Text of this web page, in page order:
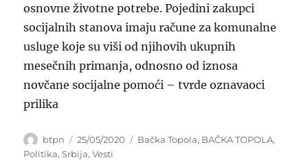
osnovne životne potrebe. Pojedini zakupci
socijalnih stanova imaju račune za komunalne
usluge koje su viši od njihovih ukupnih
mesečnih primanja, odnosno od iznosa
novčane socijalne pomoći – tvrde oznavaoci
prilika
Author
btpn
Posted
on
25/05/2020 Categories
Bačka Topola, BAČKA TOPOLA,
Politika,Srbija,Vesti